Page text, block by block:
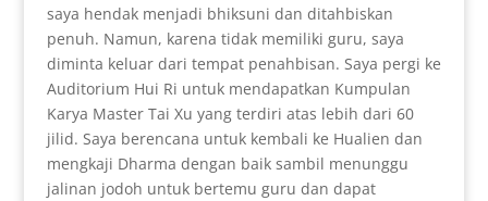
saya hendak menjadi bhiksuni dan ditahbiskan
penuh. Namun, karena tidak memiliki guru, saya
diminta keluar dari tempat penahbisan. Saya pergi ke
Auditorium Hui Ri untuk mendapatkan Kumpulan
Karya Master Tai Xu yang terdiri atas lebih dari 60
jilid. Saya berencana untuk kembali ke Hualien dan
mengkaji Dharma dengan baik sambil menunggu
jalinan jodoh untuk bertemu guru dan dapat